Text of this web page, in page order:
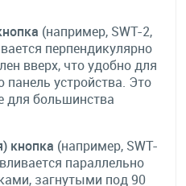
(например, SWT-2,
перпендикулярно
вверх, что удобно для
устройства. Это
для большинства
кнопка (например, SWT-
параллельно
загнутыми под 90